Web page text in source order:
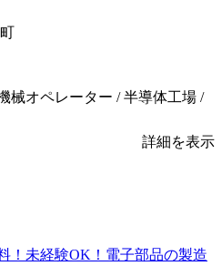
械オペレーター / 半導体工場 /
詳細を表示